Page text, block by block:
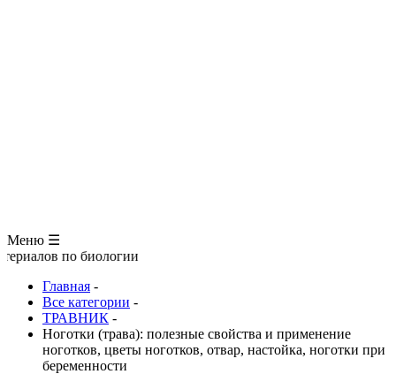
Меню ☰
биологии
Главная -
Все категории -
ТРАВНИК -
Ноготки (трава): полезные свойства и применение
ноготков, цветы ноготков, отвар, настойка, ноготки при
беременности